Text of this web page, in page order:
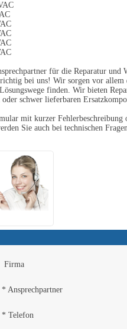
für die Reparatur und
bei uns! Wir sorgen vor allem
finden. Wir bieten
schwer lieferbaren
mit kurzer
Sie auch bei technischen
Firma
* Ansprechpartner
* Telefon